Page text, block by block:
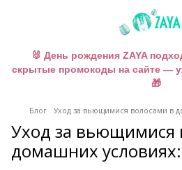
🐰 День рождения ZAYA
скрытые промокоды на сайте —
🎁
Блог Уход за вьющимися волосами в
Уход за вьющимися
домашних условиях: